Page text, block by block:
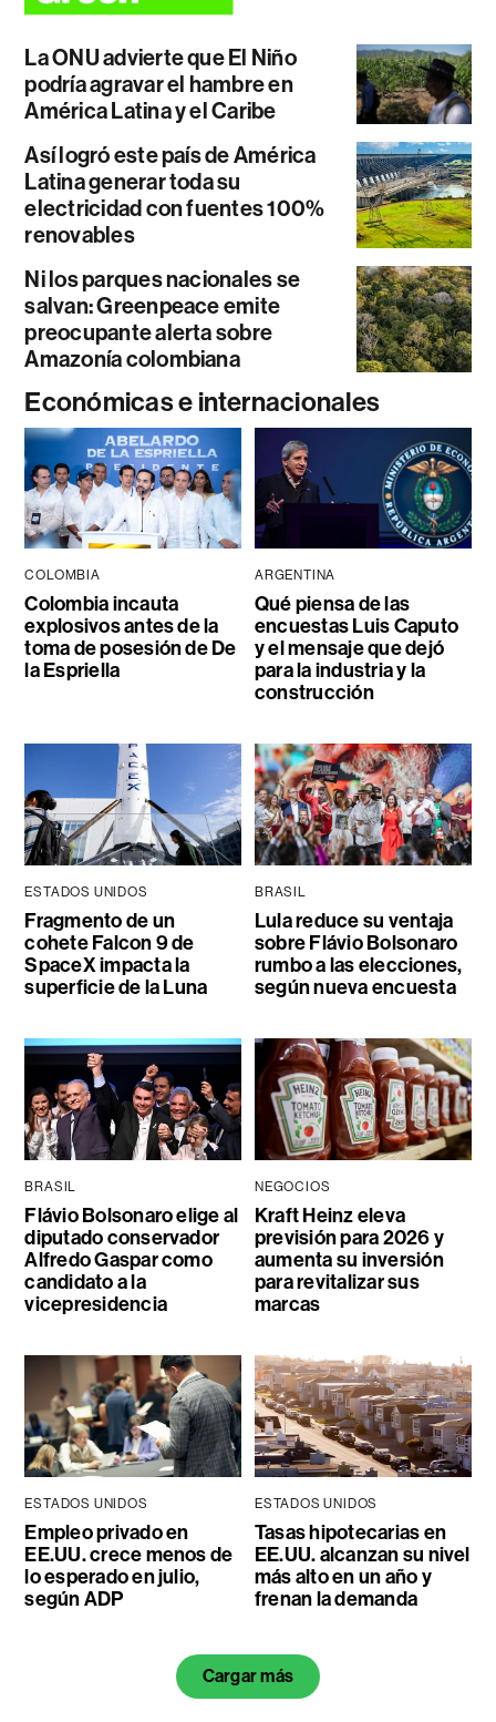
La ONU advierte que El Niño
podría agravar el hambre en
América Latina y el Caribe
Así logró este país de América
Latina generar toda su
electricidad con fuentes 100%
renovables
Ni los parques nacionales se
salvan: Greenpeace emite
preocupante alerta sobre
Amazonía colombiana
Económicas e internacionales
COLOMBIA
Colombia incauta
explosivos antes de la
toma de posesión de De
la Espriella
ARGENTINA
Qué piensa de las
encuestas Luis Caputo
y el mensaje que dejó
para la industria y la
construcción
ESTADOS UNIDOS
Fragmento de un
cohete Falcon 9 de
SpaceX impacta la
superficie de la Luna
BRASIL
Lula reduce su ventaja
sobre Flávio Bolsonaro
rumbo a las elecciones,
según nueva encuesta
BRASIL
Flávio Bolsonaro elige al
diputado conservador
Alfredo Gaspar como
candidato a la
vicepresidencia
NEGOCIOS
Kraft Heinz eleva
previsión para 2026 y
aumenta su inversión
para revitalizar sus
marcas
ESTADOS UNIDOS
Empleo privado en
EE.UU. crece menos de
lo esperado en julio,
según ADP
ESTADOS UNIDOS
Tasas hipotecarias en
EE.UU. alcanzan su nivel
más alto en un año y
frenan la demanda
Cargar más